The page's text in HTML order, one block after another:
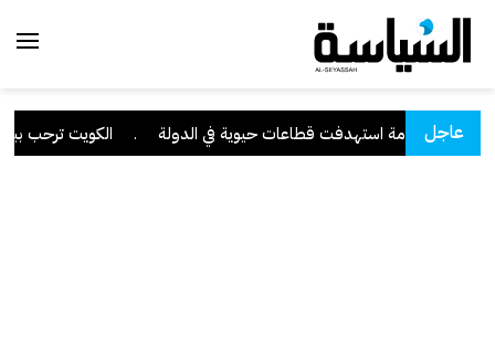
عاجلمتقدمة استهدفت قطاعات حيوية في الدولة الكويت ترحب